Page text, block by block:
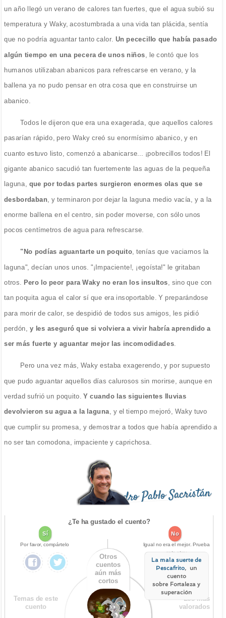
un año llegó un verano de calores tan fuertes, que el agua subió su
temperatura y Waky, acostumbrada a una vida tan plácida, sentía
que no podría aguantar tanto calor. Un pececillo que había pasado
algún tiempo en una pecera de unos niños , le contó que los
humanos utilizaban abanicos para refrescarse en verano, y la
ballena ya no pudo pensar en otra cosa que en construirse un
abanico.
Todos le dijeron que era una exagerada, que aquellos calores
pasarían rápido, pero Waky creó su enormísimo abanico, y en
cuanto estuvo listo, comenzó a abanicarse... ¡pobrecillos todos! El
gigante abanico sacudió tan fuertemente las aguas de la pequeña
laguna, que por todas partes surgieron enormes olas que se
desbordaban , y terminaron por dejar la laguna medio vacía, y a la
enorme ballena en el centro, sin poder moverse, con sólo unos
pocos centímetros de agua para refrescarse.
"No podías aguantarte un poquito, tenías que vaciarnos la
laguna", decían unos unos. "¡Impaciente!, ¡egoísta!" le gritaban
otros. Pero lo peor para Waky no eran los insultos , sino que con
tan poquita agua el calor sí que era insoportable. Y preparándose
para morir de calor, se despidió de todos sus amigos, les pidió
perdón, y les aseguró que si volviera a vivir habría aprendido a
ser más fuerte y aguantar mejor las incomodidades
Pero una vez más, Waky estaba exagerendo, y por supuesto
que pudo aguantar aquellos días calurosos sin morirse, aunque en
verdad sufrió un poquito. Y cuando las siguientes lluvias
devolvieron su agua a la laguna, y el tiempo mejoró, Waky tuvo
que cumplir su promesa, y demostrar a todos que había aprendido a
no ser tan comodona, impaciente y caprichosa.
Pedro Pablo Sacristán
¿Te ha gustado el cuento?
Sí
Por favor, compártelo
No
Igual no era el mejor. Prueba
este otro:
La mala suerte de
Pescafrito, un
cuento
sobre Fortaleza y
superación
Temas de este
cuento
Otros
cuentos
aún más
cortos
Los más
valorados